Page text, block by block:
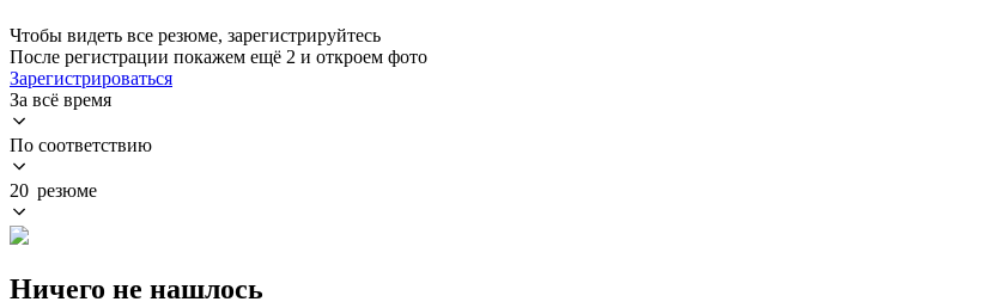
Чтобы видеть все резюме, зарегистрируйтесь
После регистрации покажем ещё 2 и откроем фото
Зарегистрироваться
За всё время
По соответствию
20 резюме
Ничего не нашлось